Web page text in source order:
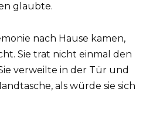
glaubte.
nach Hause kamen,
Sie trat nicht einmal den
verweilte in der Tür und
als würde sie sich